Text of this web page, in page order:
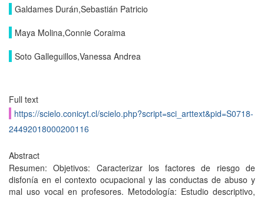
Galdames Durán,Sebastián Patricio
Maya Molina,Connie Coraima
Soto Galleguillos,Vanessa Andrea
Full text
https://scielo.conicyt.cl/scielo.php?script=sci_arttext&pid=S0718-
24492018000200116
Abstract
Resumen: Objetivos: Caracterizar los factores de riesgo de
disfonía en el contexto ocupacional y las conductas de abuso y
mal uso vocal en profesores. Metodología: Estudio descriptivo,